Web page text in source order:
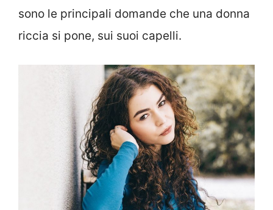
sono le principali domande che una donna
riccia si pone, sui suoi capelli.